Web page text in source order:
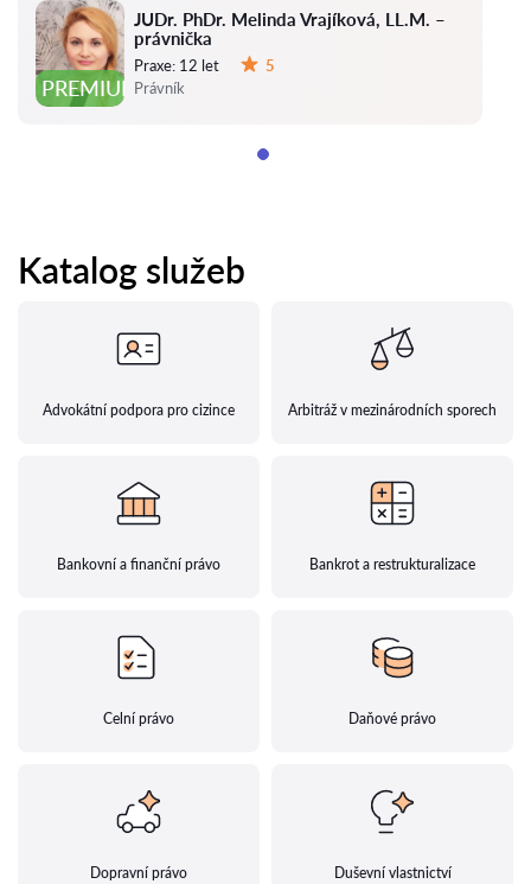
PREMIUM
JUDr. PhDr. Melinda Vrajíková, LL.M. –
právnička
Praxe: 12 let
5
Právník
Katalog služeb
Advokátní podpora pro cizince Arbitráž v mezinárodních sporech
Bankovní a finanční právo Bankrot a restrukturalizace
Celní právo Daňové právo
Dopravní právo Duševní vlastnictví